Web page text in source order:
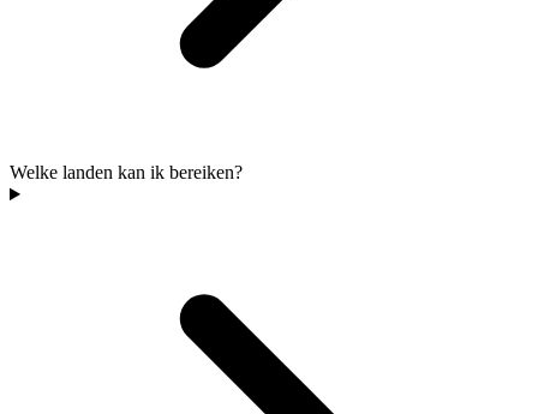
Welke landen kan ik bereiken?